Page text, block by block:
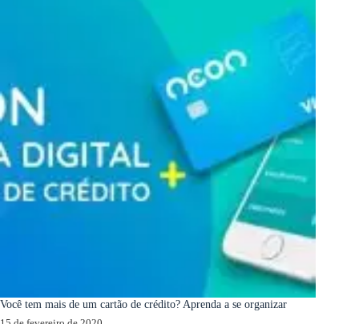
Você tem mais de um cartão de crédito? Aprenda a se organizar